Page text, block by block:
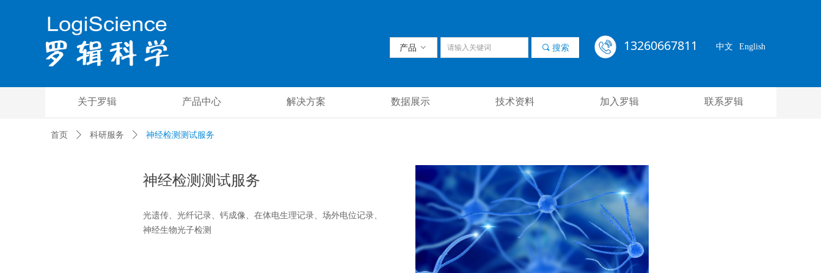
끠 搜索
产品 ꀁ 13260667811 中文 English
关于罗辑 产品中心 解决方案 数据展示 技术资料 加入罗辑 联系罗辑
神经检测测试服务
光遗传、光纤记录、钙成像、在体电生理记录、场外电位记录、
神经生物光子检测
首页 ꄲ 科研服务 ꄲ 神经检测测试服务